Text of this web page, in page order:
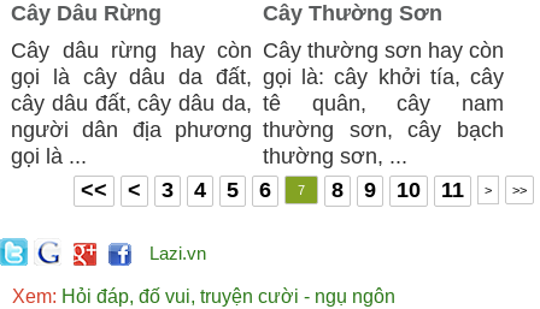
Cây Dâu Rừng
Cây dâu rừng hay còn
gọi là cây dâu da đất,
cây dâu đất, cây dâu da,
người dân địa phương
gọi là ...
Cây Thường Sơn
Cây thường sơn hay còn
gọi là: cây khởi tía, cây
tê quân, cây nam
thường sơn, cây bạch
thường sơn, ...
<<
< 3 4 5 6 7 8 9 10 11 > >>
Lazi.vn
Xem: Hỏi đáp, đố vui, truyện cười - ngụ ngôn